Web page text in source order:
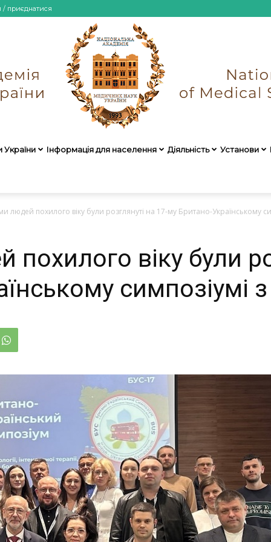
/ приєднатися
України
України Інформація для населення Діяльність Установи
людей похилого віку були розглянуті на 17-му Британо-Українському
віку були
симпозіумі з